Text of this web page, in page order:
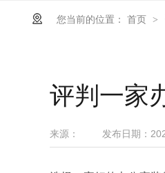
您当前的位置： 首页 >
评判一家
来源： 发布日期：